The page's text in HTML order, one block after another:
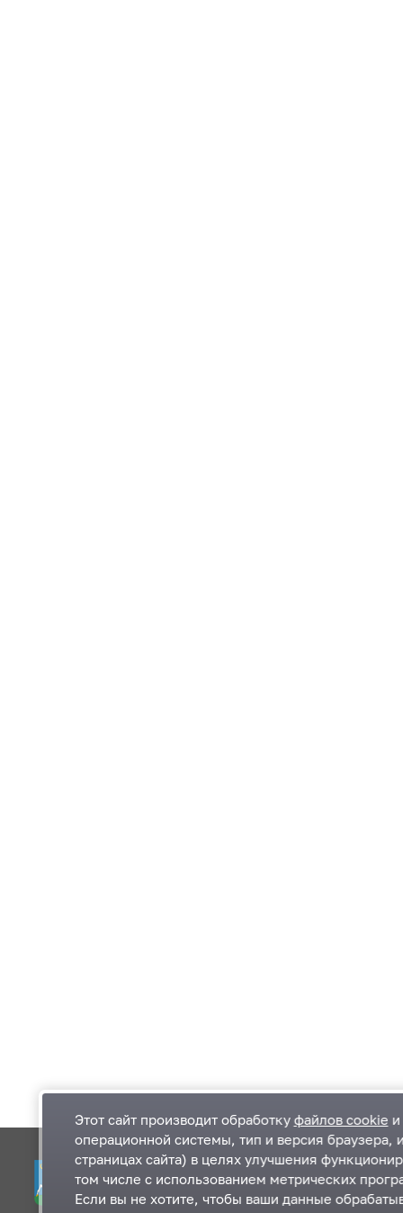
Одинцовский городской округ Московской
области
Этот сайт производит обработку файлов cookie
операционной системы, тип и версия браузера,
страницах сайта) в целях улучшения
том числе с использованием метрических
Если вы не хотите, чтобы ваши данные